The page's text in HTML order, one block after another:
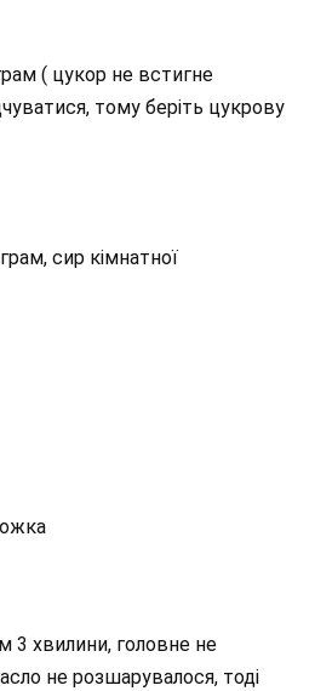
( цукор не встигне
тому беріть цукрову
сир кімнатної
3 хвилини, головне не
не розшарувалося, тоді